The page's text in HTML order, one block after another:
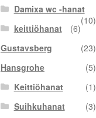
Damixa wc -hanat
(10)
keittiöhanat
(6)
Gustavsberg
(23)
Hansgrohe
(5)
Keittiöhanat
(1)
Suihkuhanat
(3)